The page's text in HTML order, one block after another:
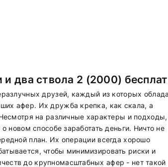
два ствола 2 (2000)
друзей, каждый из которых
афер. Их дружба крепка, как скала, а
на различные характеры и
новом способе заработать деньги. Ничто не
план. Их операции всегда хорошо
чтобы минимизировать риски и
до крупномасштабных афер - нет такой